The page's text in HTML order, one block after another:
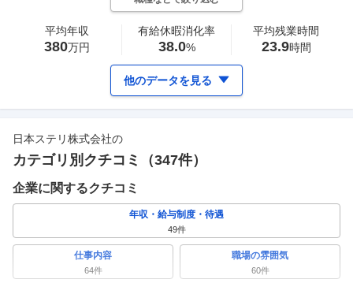
平均年収
380万円
有給休暇消化率
38.0%
平均残業時間
23.9時間
他のデータを見る
日本ステリ株式会社の
カテゴリ別クチコミ（347件）
企業に関するクチコミ
年収・給与制度・待遇
49件
仕事内容
64件
職場の雰囲気
60件